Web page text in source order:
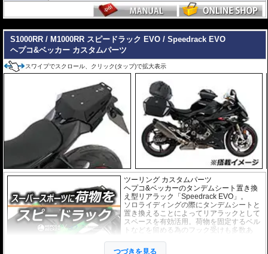
S1000RR / M1000RR スピードラック EVO / Speedrack EVO
ヘプコ&ベッカー カスタムパーツ
スワイプでスクロール、クリック(タップ)で拡大表示
ツーリング カスタムパーツ
ヘプコ&ベッカーのタンデムシート置き換
え型リアラック「Speedrack EVO」。
ソロライディングの際にタンデムシートと
置き換えることによってリアラックとして
スペースを有効活用。荷物を固定するベル
トなどを留める為のフック受けも多数あ
※Speedrackの標準推奨耐荷重は7.5kgで
つづきを見る